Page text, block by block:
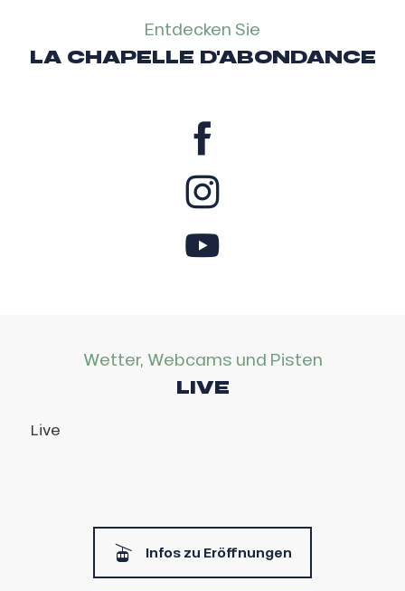
Entdecken Sie
LA CHAPELLE D'ABONDANCE
Wetter, Webcams und Pisten
LIVE
Live
Infos zu Eröffnungen